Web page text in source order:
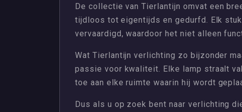
De collectie van Tierlantijn omvat een
tijdloos tot eigentijds en gedurfd. Elk
vervaardigd, waardoor het niet alleen
Wat Tierlantijn verlichting zo bijzonder
passie voor kwaliteit. Elke lamp straalt
toe aan elke ruimte waarin hij wordt
Dus als u op zoek bent naar verlichting